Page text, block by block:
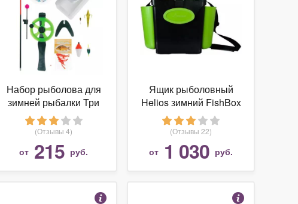
Набор рыболова для
зимней рыбалки Три
Кита №2
(Отзывы 4)
от 215 руб.
Ящик рыболовный
Helios зимний FishBox
10л зеленый
(Отзывы 22)
от 1 030 руб.